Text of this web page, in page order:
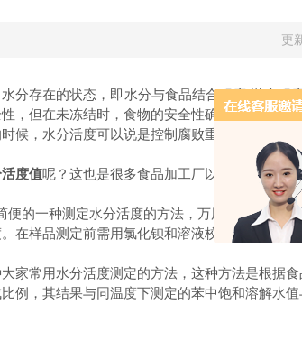
更
分存在的状态，即水分与食品结合程度(游离程
，但在未冻结时，食物的安全性确实与食物的
候，水分活度可以说是控制腐败重要的因素。
度值呢？这也是很多食品加工厂以及食物存储
的一种测定水分活度的方法，万用表的使用方
在样品测定前需用氯化钡和溶液校正AW测定仪
常用水分活度测定的方法，这种方法是根据食
例，其结果与同温度下测定的苯中饱和溶解水